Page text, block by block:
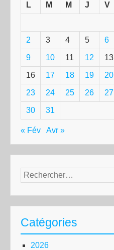
L
M M J V
2 3 4 5 6
9 10 11 12 13
16 17 18 19 20
23 24 25 26 27
30 31
« Fév Avr »
Rechercher :
Catégories
2026